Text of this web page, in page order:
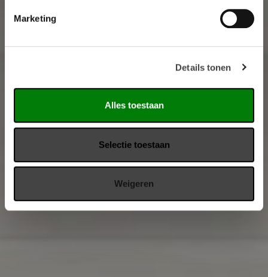
Marketing
Details tonen
Alles toestaan
Selectie toestaan
Weigeren